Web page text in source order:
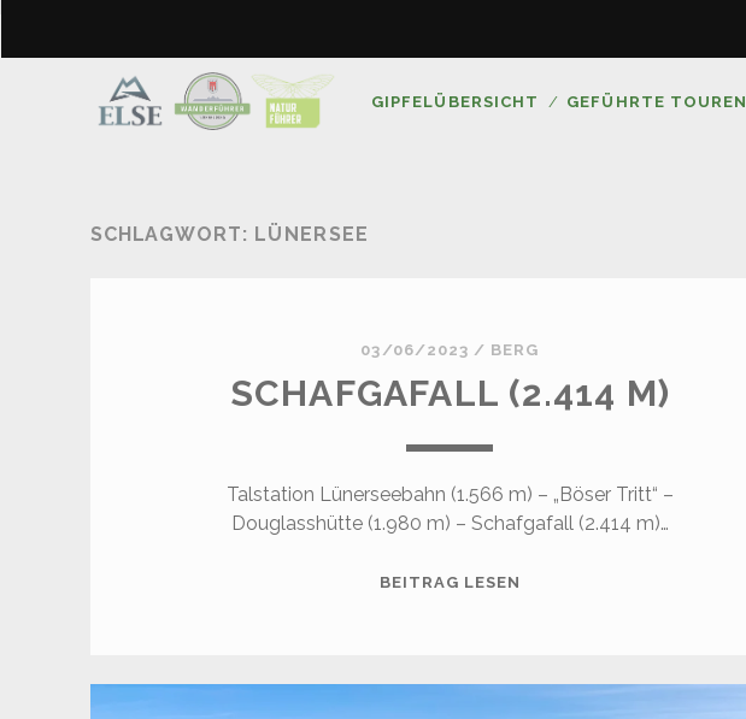
GIPFELÜBERSICHT GEFÜHRTE TOUREN
SCHLAGWORT: LÜNERSEE
03/06/2023 / BERG
SCHAFGAFALL (2.414 M)
Talstation Lünerseebahn (1.566 m) – „Böser Tritt“ –
Douglasshütte (1.980 m) – Schafgafall (2.414 m)…
BEITRAG LESEN